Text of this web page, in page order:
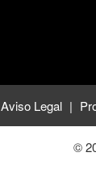
Aviso Legal
©